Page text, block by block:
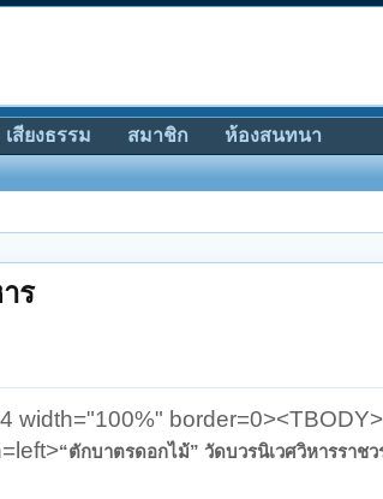
ร
width="100%"
“ตักบาตรดอกไม้” วัดบวรนิเวศวิหารราชว
เสียงธรรม สมาชิก ห้องสนทนา